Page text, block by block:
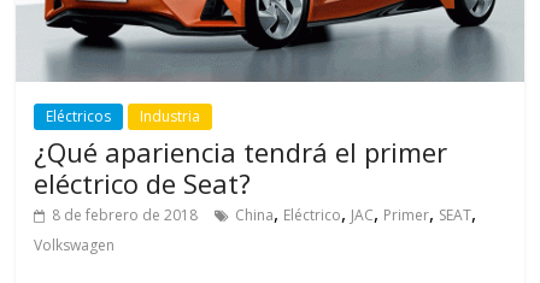
Eléctricos Industria
¿Qué apariencia tendrá el primer
eléctrico de Seat?
8 de febrero de 2018 China, Eléctrico, JAC, Primer, SEAT,
Volkswagen